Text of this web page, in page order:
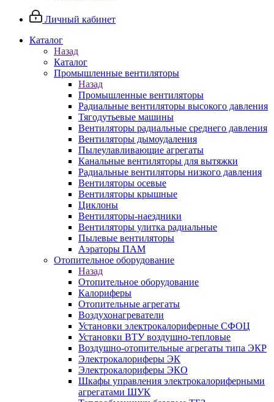
Личный кабинет
Каталог
Назад
Каталог
Промышленные вентиляторы
Назад
Промышленные вентиляторы
Радиальные вентиляторы высокого давления
Тягодутьевые машины
Вентиляторы радиальные среднего давления
Вентиляторы дымоудаления
Пылеулавливающие агрегаты
Канальные вентиляторы для вытяжки
Радиальные вентиляторы низкого давления
Вентиляторы осевые
Вентиляторы крышные
Циклоны
Вентиляторы-наездники
Вентиляторы улитка радиальные
Пылевые вентиляторы
Аэраторы ПАМ
Отопительное оборудование
Назад
Отопительное оборудование
Калориферы
Отопительные агрегаты
Воздухонагреватели
Установки электрокалориферные СФОЦ
Установки ВТУ воздушно-тепловые
Воздушно-отопительные агрегаты типа ЭКР
Электрокалориферы ЭК
Электрокалориферы ЭКО
Шкафы управления электрокалориферными
агрегатами ШУК